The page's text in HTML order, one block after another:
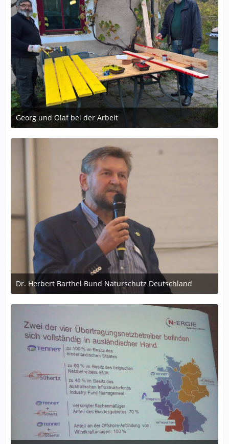
Georg und Olaf bei der Arbeit
5. November 2017 um 16:03
Dr. Herbert Barthel Bund Naturschutz Deutschland
1. August 2017 um 17:06